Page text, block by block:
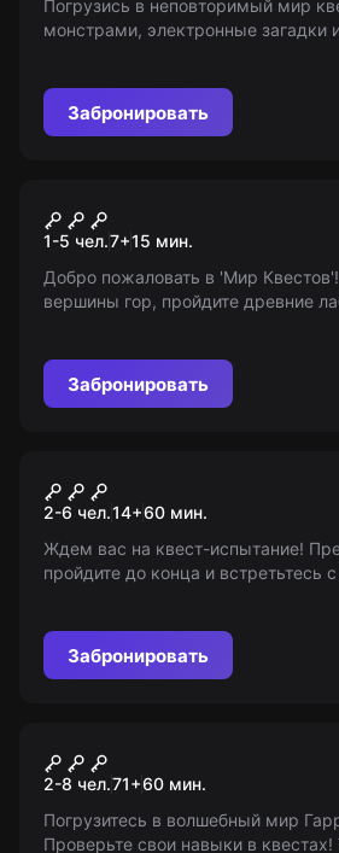
Погрузись в неповторимый мир
монстрами, электронные загадки
Забронировать
Виртуальная
1-5 чел.7+15 мин.
Добро пожаловать в 'Мир
вершины гор, пройдите древние
Забронировать
Замурованный
2-6 чел.14+60 мин.
Ждем вас на квест-испытание!
пройдите до конца и встретьтесь
Забронировать
Гарри и последний
2-8 чел.71+60 мин.
Погрузитесь в волшебный мир
Проверьте свои навыки в квестах!